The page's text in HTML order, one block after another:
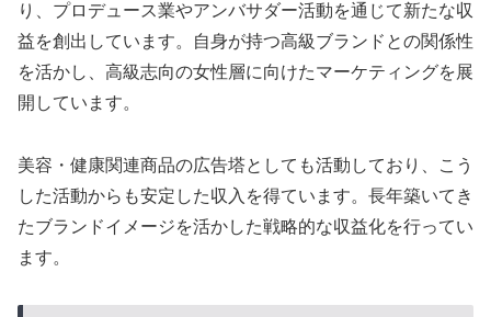
り、プロデュース業やアンバサダー活動を通じて新たな収
益を創出しています。自身が持つ高級ブランドとの関係性
を活かし、高級志向の女性層に向けたマーケティングを展
開しています。
美容・健康関連商品の広告塔としても活動しており、こう
した活動からも安定した収入を得ています。長年築いてき
たブランドイメージを活かした戦略的な収益化を行ってい
ます。